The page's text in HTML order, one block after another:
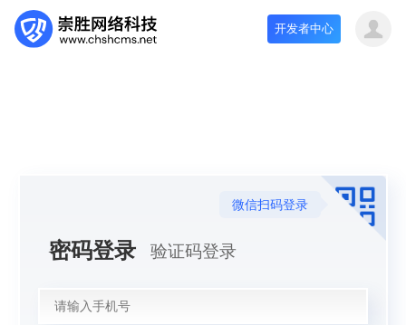
开发者中心
微信扫码登录
密码登录 验证码登录